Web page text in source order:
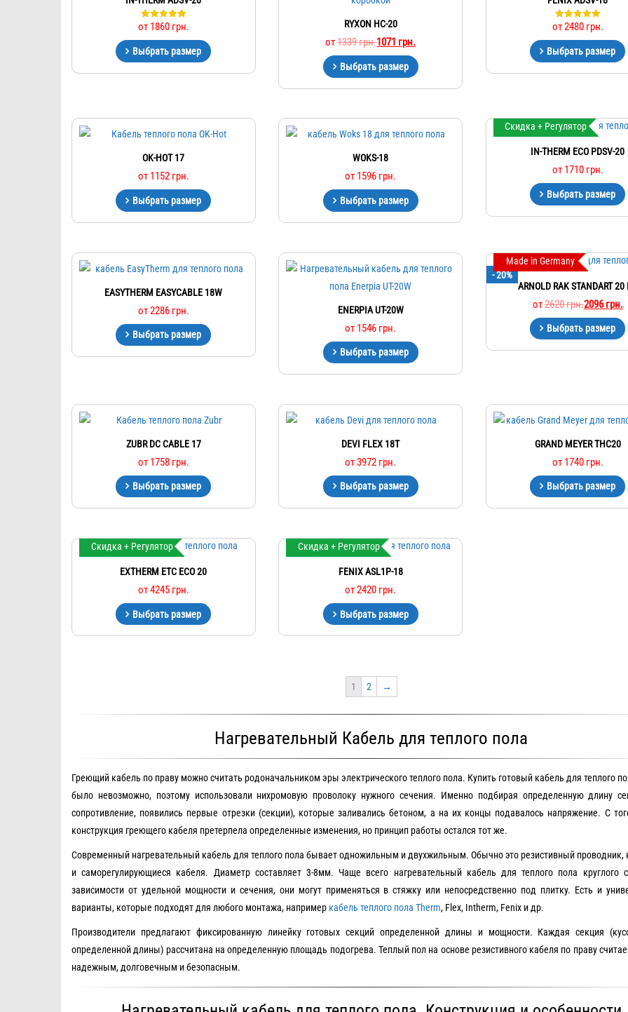
Оценка
от 1860 грн.
Выбрать размер
RYXON HC-20
от1339грн.1071 грн.
Выбрать размер
Оценка
от2480 грн.
Выбрать размер
OK-HOT 17
от 1152 грн.
Выбрать размер
WOKS-18
от 1596 грн.
Выбрать размер
Скидка + Регулятор
IN-THERM ECO PDSV-20
от 1710 грн.
Выбрать размер
EASYTHERM EASYCABLE 18W
от2286 грн.
Выбрать размер
ENERPIA UT-20W
от 1546 грн.
Выбрать размер
- 20%
Made in Germany
ARNOLD RAK STANDART 20
от2620грн.2096грн.
Выбрать размер
ZUBR DC CABLE 17
от 1758 грн.
Выбрать размер
DEVI FLEX 18T
от3972 грн.
Выбрать размер
GRAND MEYER THC20
от 1740 грн.
Выбрать размер
Скидка + Регулятор
EXTHERM ETC ECO 20
от4245 грн.
Выбрать размер
Скидка + Регулятор
FENIX ASL1P-18
от2420 грн.
Выбрать размер
1 2 →
Нагревательный Кабель для теплого пола
Греющий кабель по праву можно считать родоначальником эры электрического теплого пола. Купить готовый кабель для теплого
было невозможно, поэтому использовали нихромовую проволоку нужного сечения. Именно подбирая определенную длину
сопротивление, появились первые отрезки (секции), которые заливались бетоном, а на их концы подавалось напряжение. С
конструкция греющего кабеля претерпела определенные изменения, но принцип работы остался тот же.
Современный нагревательный кабель для теплого пола бывает одножильным и двухжильным. Обычно это резистивный
и саморегулирующиеся кабеля. Диаметр составляет 3-8мм. Чаще всего нагревательный кабель для теплого пола круглого
зависимости от удельной мощности и сечения, они могут применяться в стяжку или непосредственно под плитку. Есть и
варианты, которые подходят для любого монтажа, например кабель теплого пола Therm, Flex, Intherm, Fenix и др.
Производители предлагают фиксированную линейку готовых секций определенной длины и мощности. Каждая секция
определенной длины) рассчитана на определенную площадь подогрева. Теплый пол на основе резистивного кабеля по праву
надежным, долговечным и безопасным.